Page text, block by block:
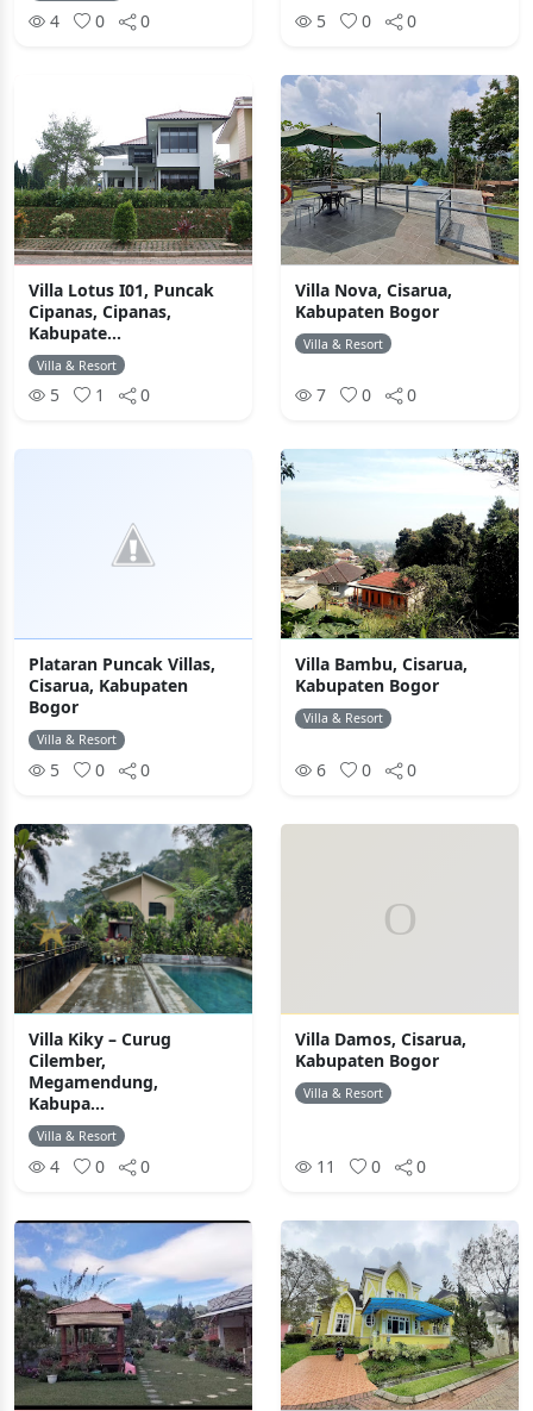
4 0 0 5 0 0
Villa Lotus I01, Puncak
Cipanas, Cipanas,
Kabupate...
Villa & Resort
5 1 0
Villa Nova, Cisarua,
Kabupaten Bogor
Villa & Resort
7 0 0
Plataran Puncak Villas,
Cisarua, Kabupaten
Bogor
Villa & Resort
5 0 0
Villa Bambu, Cisarua,
Kabupaten Bogor
Villa & Resort
6 0 0
Villa Kiky – Curug
Cilember,
Megamendung,
Kabupa...
Villa & Resort
4 0 0
Villa Damos, Cisarua,
Kabupaten Bogor
Villa & Resort
11 0 0